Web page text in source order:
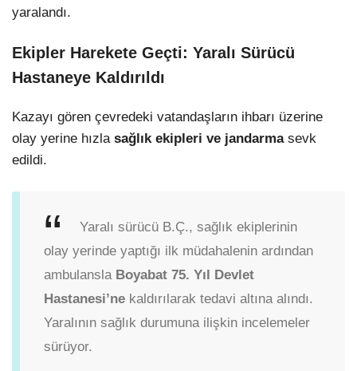
yaralandı.
Ekipler Harekete Geçti: Yaralı Sürücü
Hastaneye Kaldırıldı
Kazayı gören çevredeki vatandaşların ihbarı üzerine
olay yerine hızla sağlık ekipleri ve jandarmasevk
edildi.
Yaralı sürücü B.Ç., sağlık ekiplerinin
olay yerinde yaptığı ilk müdahalenin ardından
ambulansla Boyabat 75. Yıl Devlet
Hastanesi’ne kaldırılarak tedavi altına alındı.
Yaralının sağlık durumuna ilişkin incelemeler
sürüyor.